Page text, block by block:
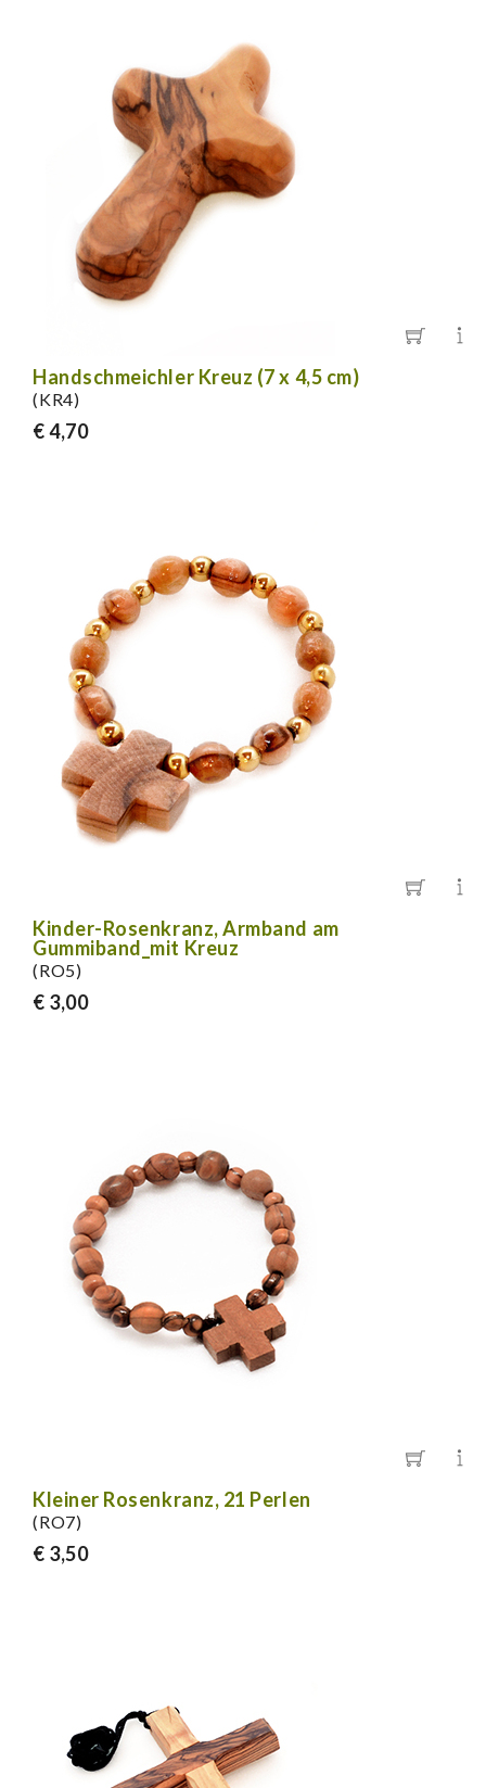
Handschmeichler Kreuz (7 x 4,5 cm)
(KR4)
€ 4,70
Kinder-Rosenkranz, Armband am
Gummiband_mit Kreuz
(RO5)
€ 3,00
Kleiner Rosenkranz, 21 Perlen
(RO7)
€ 3,50